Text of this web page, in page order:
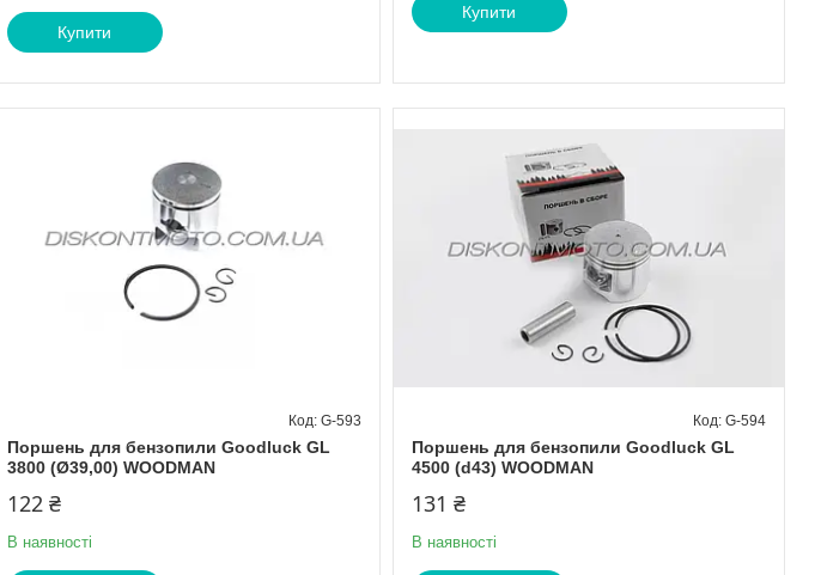
Купити
Купити
Поршень для бензопили Goodluck GL
3800 (Ø39,00) WOODMAN
G-593
122 ₴
В наявності
Поршень для бензопили Goodluck GL
4500 (d43) WOODMAN
G-594
131 ₴
В наявності